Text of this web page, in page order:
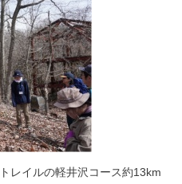
レイルの軽井沢コース約13km